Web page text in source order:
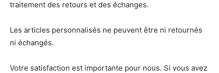
traitement des retours et des échanges.
Les articles personnalisés ne peuvent être ni retournés
ni échangés.
Votre satisfaction est importante pour nous. Si vous avez